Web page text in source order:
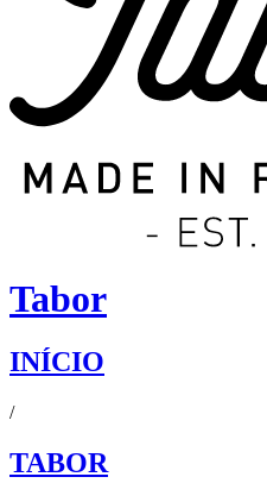
Tabor
INÍCIO
/
TABOR